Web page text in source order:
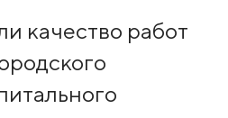
качество работ